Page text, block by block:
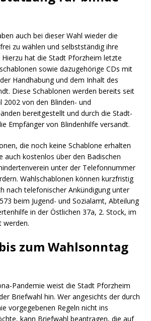
auch bei dieser Wahl wieder die
zu wählen und selbstständig ihre
hat die Stadt Pforzheim letzte
sowie dazugehörige CDs mit
Handhabung und dem Inhalt des
Diese Schablonen werden bereits seit
2002 von den Blinden- und
bereitgestellt und durch die Stadt-
Empfänger von Blindenhilfe versandt.
die noch keine Schablone erhalten
auch kostenlos über den Badischen
unter der Telefonnummer
Wahlschablonen können kurzfristig
nach telefonischer Ankündigung unter
beim Jugend- und Sozialamt, Abteilung
in der Östlichen 37a, 2. Stock, im
werden.
zum Wahlsonntag
Pandemie weist die Stadt Pforzheim
Briefwahl hin. Wer angesichts der durch
vorgegebenen Regeln nicht ins
kann Briefwahl beantragen, die auf